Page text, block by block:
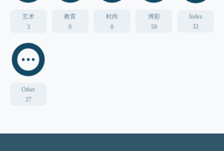
艺术
3
教育
0
时尚
0
博彩
59
Index
32
Other
27